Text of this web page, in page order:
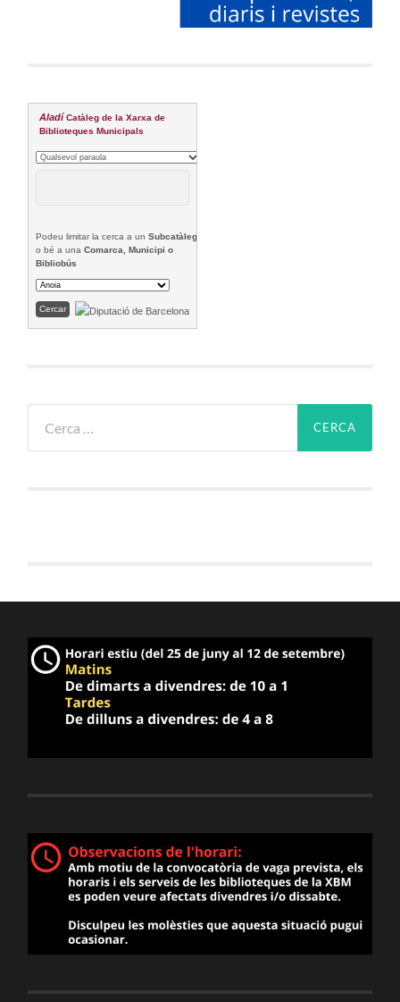
Aladí Catàleg de la Xarxa de
Biblioteques Municipals
Podeu limitar la cerca a unSubcatàleg
o bé a unaComarca, Municipi o
Bibliobús